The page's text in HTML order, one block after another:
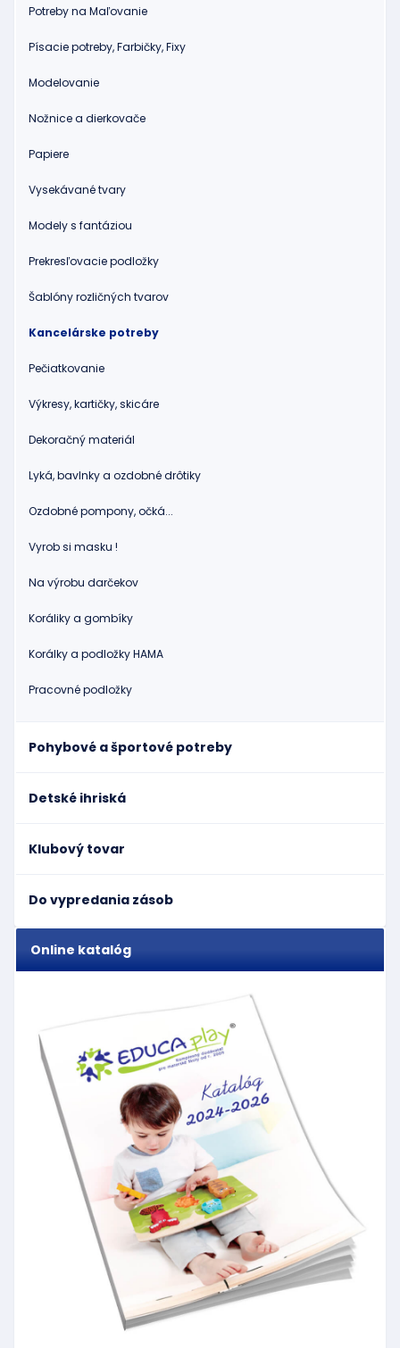
Potreby na Maľovanie
Písacie potreby, Farbičky, Fixy
Modelovanie
Nožnice a dierkovače
Papiere
Vysekávané tvary
Modely s fantáziou
Prekresľovacie podložky
Šablóny rozličných tvarov
Kancelárske potreby
Pečiatkovanie
Výkresy, kartičky, skicáre
Dekoračný materiál
Lyká, bavlnky a ozdobné drôtiky
Ozdobné pompony, očká...
Vyrob si masku !
Na výrobu darčekov
Koráliky a gombíky
Korálky a podložky HAMA
Pracovné podložky
Pohybové a športové potreby
Detské ihriská
Klubový tovar
Do vypredania zásob
Online katalóg